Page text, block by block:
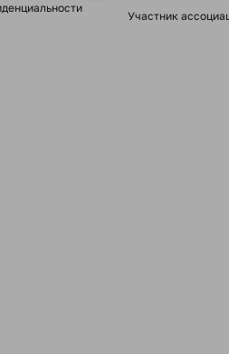
Участник